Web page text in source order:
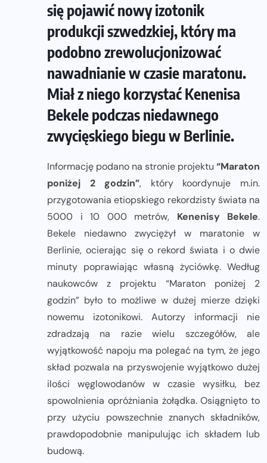
się pojawić nowy izotonik
produkcji szwedzkiej, który ma
podobno zrewolucjonizować
nawadnianie w czasie maratonu.
Miał z niego korzystać Kenenisa
Bekele podczas niedawnego
zwycięskiego biegu w Berlinie.
Informację podano na stronie projektu “Maraton
poniżej 2 godzin”, który koordynuje m.in.
przygotowania etiopskiego rekordzisty świata na
5000 i 10 000 metrów, Kenenisy Bekele.
Bekele niedawno zwyciężył w maratonie w
Berlinie, ocierając się o rekord świata i o dwie
minuty poprawiając własną życiówkę. Według
naukowców z projektu “Maraton poniżej 2
godzin” było to możliwe w dużej mierze dzięki
nowemu izotonikowi. Autorzy informacji nie
zdradzają na razie wielu szczegółów, ale
wyjątkowość napoju ma polegać na tym, że jego
skład pozwala na przyswojenie wyjątkowo dużej
ilości węglowodanów w czasie wysiłku, bez
spowolnienia opróżniania żołądka. Osiągnięto to
przy użyciu powszechnie znanych składników,
prawdopodobnie manipulując ich składem lub
budową.